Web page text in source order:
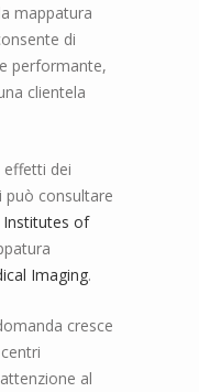
mappatura
di
performante,
clientela
dei
consultare
of
Imaging.
cresce
al